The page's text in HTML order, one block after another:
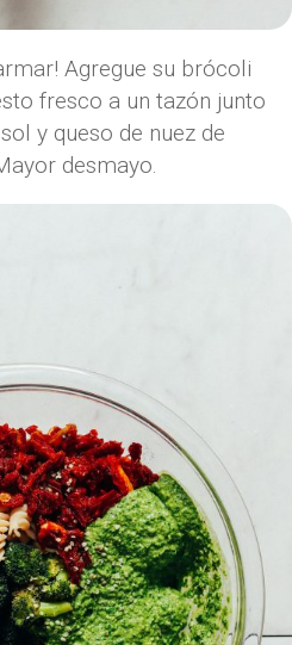
Agregue su brócoli
fresco a un tazón junto
y queso de nuez de
desmayo.